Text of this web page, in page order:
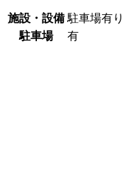
施設・設備 駐車場有り
駐車場
有